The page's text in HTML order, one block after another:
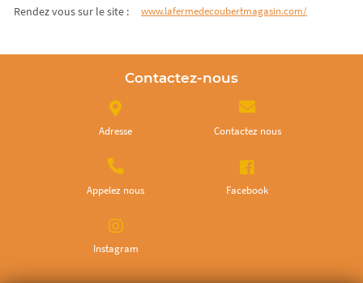
Rendez vous sur le site : www.lafermedecoubertmagasin.com/
Contactez-nous
Adresse Contactez nous
Appelez nous Facebook
Instagram